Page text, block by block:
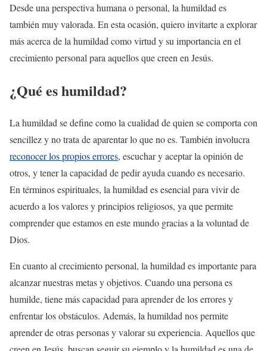
Desde una perspectiva humana o personal, la humildad es
también muy valorada. En esta ocasión, quiero invitarte a explorar
más acerca de la humildad como virtud y su importancia en el
crecimiento personal para aquellos que creen en Jesús.
¿Qué es humildad?
La humildad se define como la cualidad de quien se comporta con
sencillez y no trata de aparentar lo que no es. También involucra
reconocer los propios errores, escuchar y aceptar la opinión de
otros, y tener la capacidad de pedir ayuda cuando es necesario.
En términos espirituales, la humildad es esencial para vivir de
acuerdo a los valores y principios religiosos, ya que permite
comprender que estamos en este mundo gracias a la voluntad de
Dios.
En cuanto al crecimiento personal, la humildad es importante para
alcanzar nuestras metas y objetivos. Cuando una persona es
humilde, tiene más capacidad para aprender de los errores y
enfrentar los obstáculos. Además, la humildad nos permite
aprender de otras personas y valorar su experiencia. Aquellos que